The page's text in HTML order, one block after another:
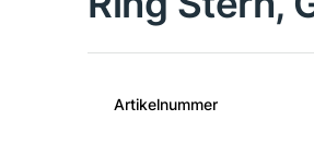
Artikelnummer